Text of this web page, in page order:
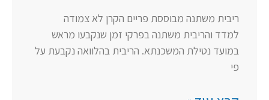
ריבית משתנה מבוססת פריים הקרן לא צמודה
למדד והריבית משתנה בפרקי זמן שנקבעו מראש
במועד נטילת המשכנתא. הריבית בהלוואה נקבעת על
פי